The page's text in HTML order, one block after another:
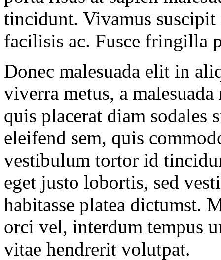
tincidunt. Vivamus suscipit
facilisis ac. Fusce fringilla
Donec malesuada elit in
viverra metus, a
quis placerat diam sodales
eleifend sem, quis
vestibulum tortor id
eget justo lobortis, sed
habitasse platea dictumst.
orci vel, interdum tempus
vitae hendrerit volutpat.